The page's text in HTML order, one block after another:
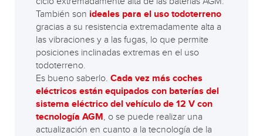
También son ideales para el uso todoterreno
gracias a su resistencia extremadamente alta a
las vibraciones y a las fugas, lo que permite
posiciones inclinadas extremas en el uso
todoterreno.
Es bueno saberlo. Cada vez más coches
eléctricos están equipados con baterías del
sistema eléctrico del vehículo de 12 V con
tecnología AGM, o se puede realizar una
actualización en cuanto a la tecnología de la